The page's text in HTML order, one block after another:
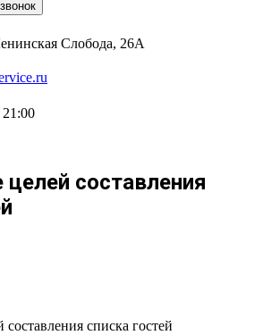
Слобода, 26А
целей составления
списка гостей